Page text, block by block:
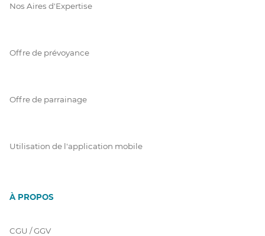
Nos Aires d'Expertise
Offre de prévoyance
Offre de parrainage
Utilisation de l'application mobile
À PROPOS
CGU / GGV